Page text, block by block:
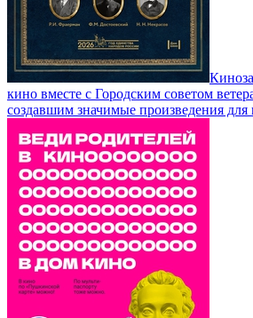
кино вместе с Городским советом
создавшим значимые произведения